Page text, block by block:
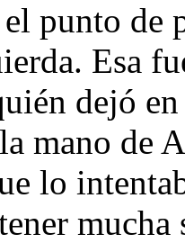
punto de
Esa
dejó
mano de
lo